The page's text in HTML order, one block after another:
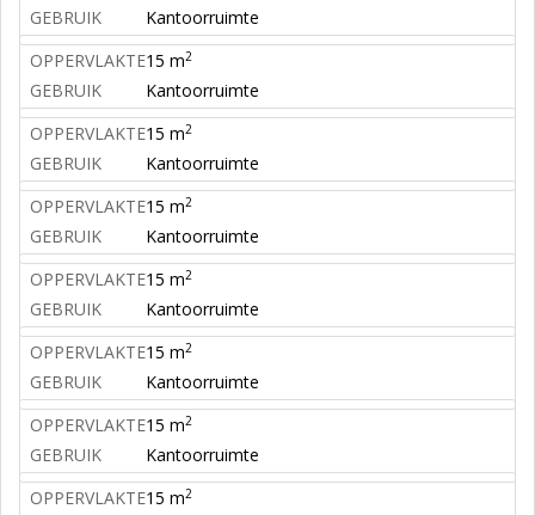
GEBRUIK
Kantoorruimte
OPPERVLAKTE15 m2
GEBRUIK
Kantoorruimte
OPPERVLAKTE15 m2
GEBRUIK
Kantoorruimte
OPPERVLAKTE15 m2
GEBRUIK
Kantoorruimte
OPPERVLAKTE15 m2
GEBRUIK
Kantoorruimte
OPPERVLAKTE15 m2
GEBRUIK
Kantoorruimte
OPPERVLAKTE15 m2
GEBRUIK
Kantoorruimte
OPPERVLAKTE15 m2